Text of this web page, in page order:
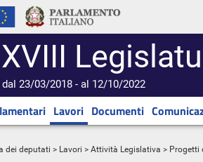
XVIII
dal 23/03/2018 - al 12/10/2022
Lavori Documenti
dei deputati > Lavori > Attività Legislativa > Progetti